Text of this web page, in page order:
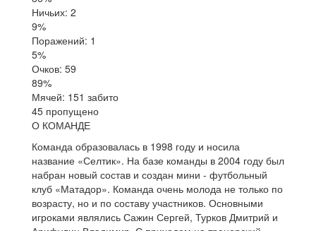
Ничьих: 2
9%
Поражений: 1
5%
Очков: 59
89%
Мячей: 151 забито
45 пропущено
О КОМАНДЕ
Команда образовалась в 1998 году и носила
название «Селтик». На базе команды в 2004 году был
набран новый состав и создан мини - футбольный
клуб «Матадор». Команда очень молода не только по
возрасту, но и по составу участников. Основными
игроками являлись Сажин Сергей, Турков Дмитрий и